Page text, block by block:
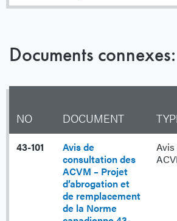
Documents connexes:
NO DOCUMENT
43-101
Avis de
consultation des
ACVM – Projet
d’abrogation et
de remplacement
de la Norme
Avis